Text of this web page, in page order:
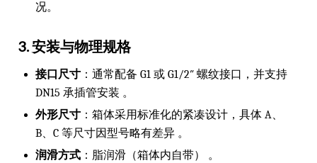
况。
3. 安装与物理规格
接口尺寸 ：通常配备 G1 或 G1/2″ 螺纹接口，并支持
DN15 承插管安装 。
外形尺寸 ：箱体采用标准化的紧凑设计，具体 A、
B、C 等尺寸因型号略有差异 。
润滑方式 ：脂润滑（箱体内自带） 。